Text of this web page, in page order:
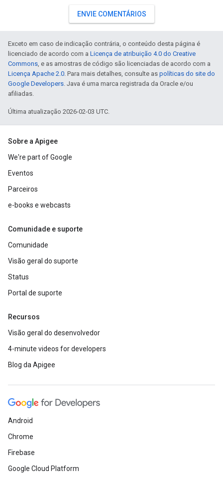
ENVIE COMENTÁRIOS
Exceto em caso de indicação contrária, o conteúdo desta página é
licenciado de acordo com a Licença de atribuição 4.0 do Creative
Commons, e as amostras de código são licenciadas de acordo com a
Licença Apache 2.0. Para mais detalhes, consulte as políticas do site do
Google Developers. Java é uma marca registrada da Oracle e/ou
afiliadas.
Última atualização 2026-02-03 UTC.
Sobre a Apigee
We're part of Google
Eventos
Parceiros
e-books e webcasts
Comunidade e suporte
Comunidade
Visão geral do suporte
Status
Portal de suporte
Recursos
Visão geral do desenvolvedor
4-minute videos for developers
Blog da Apigee
Android
Chrome
Firebase
Google Cloud Platform